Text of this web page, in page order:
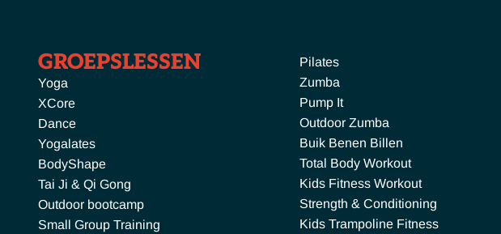
GROEPSLESSEN
Yoga
XCore
Dance
Yogalates
BodyShape
Tai Ji & Qi Gong
Outdoor bootcamp
Small Group Training
Pilates
Zumba
Pump It
Outdoor Zumba
Buik Benen Billen
Total Body Workout
Kids Fitness Workout
Strength & Conditioning
Kids Trampoline Fitness